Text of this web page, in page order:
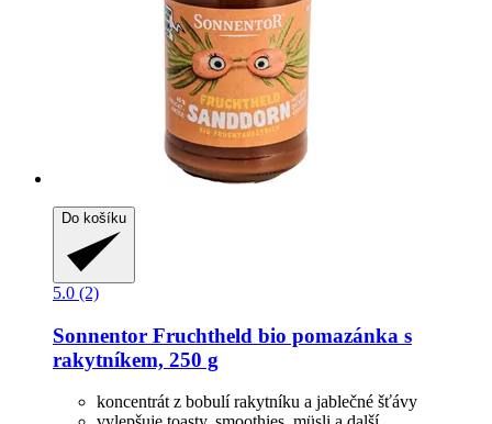
Do košíku
5.0 (2)
Sonnentor Fruchtheld bio pomazánka s
rakytníkem, 250 g
koncentrát z bobulí rakytníku a jablečné šťávy